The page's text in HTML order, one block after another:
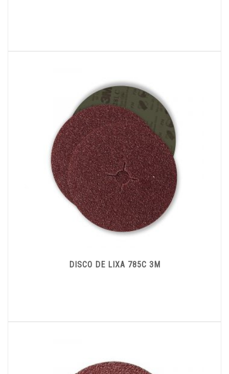
DISCO DE LIXA 785C 3M